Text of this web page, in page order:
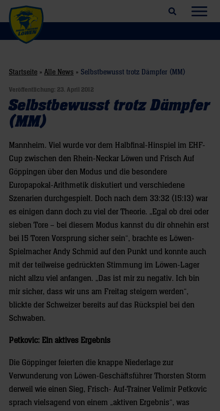
Suchfeld öffnen
Startseite » Alle News » Selbstbewusst trotz Dämpfer (MM)
Veröffentlichung: 23. April 2012
Selbstbewusst trotz Dämpfer
(MM)
Mannheim. Viel wurde vor dem Halbfinal-Hinspiel im EHF-
Cup zwischen den Rhein-Neckar Löwen und Frisch Auf
Göppingen über den Modus und die besondere
Europapokal-Arithmetik diskutiert und verschiedene
Szenarien durchgespielt. Doch nach dem 33:32 (15:13) war
es einigen dann doch zu viel der Theorie. „Egal ob drei oder
sieben Tore – bei diesem Modus kannst du dir ohnehin erst
bei 15 Toren Vorsprung sicher sein“, brachte es Löwen-
Spielmacher Andy Schmid auf den Punkt und konnte auch
mit der teilweise gedrückten Stimmung im Löwen-Lager
nicht allzu viel anfangen. „Das ist mir zu negativ. Ich bin
mir sicher, dass wir uns am Freitag steigern werden“,
blickte der Schweizer bereits auf das Rückspiel bei den
Schwaben.
Petkovic: Ein aktives Ergebnis
Die Göppinger feierten die knappe Niederlage zur
Verwunderung von Löwen-Geschäftsführer Thorsten Storm
derweil wie einen Sieg, Frisch- Auf-Trainer Velimir Petkovic
sprach vielsagend von einem „aktiven Ergebnis“, was